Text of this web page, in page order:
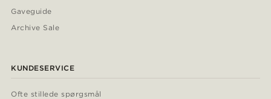
Gaveguide
Archive Sale
KUNDESERVICE
Ofte stillede spørgsmål